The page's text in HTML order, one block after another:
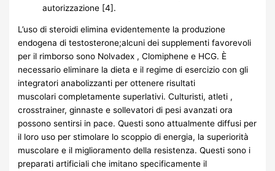
autorizzazione [4].
L’uso di steroidi elimina evidentemente la produzione
endogena di testosterone;alcuni dei supplementi favorevoli
per il rimborso sono Nolvadex , Clomiphene e HCG. È
necessario eliminare la dieta e il regime di esercizio con gli
integratori anabolizzanti per ottenere risultati
muscolari completamente superlativi. Culturisti, atleti ,
crosstrainer, ginnaste e sollevatori di pesi avanzati ora
possono sentirsi in pace. Questi sono attualmente diffusi per
il loro uso per stimolare lo scoppio di energia, la superiorità
muscolare e il miglioramento della resistenza. Questi sono i
preparati artificiali che imitano specificamente il